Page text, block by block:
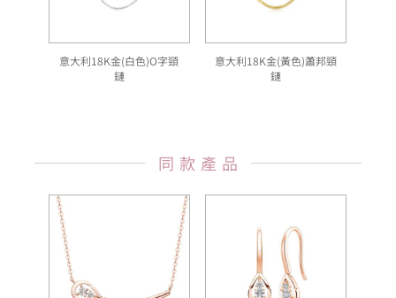
意大利18K金(白色)O字頸
鏈
意大利18K金(黃色)蕭邦頸
鏈
同款產品